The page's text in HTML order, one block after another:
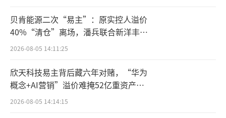
有限公司创始人程伟雄看来，近几年国潮之风
在产品在推广、设计等方面同质化现象严重，
对李宁带来冲击。安踏多品牌矩阵形成协同效
应。其高端品牌符合消费升级趋势，拉开了与
其他本土品牌的竞争差距。
贝肯能源二次“易主”：原实控人溢价
40%“清仓”离场，潘兵联合新洋丰、
宏科百世拟入主
2026-08-05 14:11:25
欣天科技易主背后藏六年对赌，“华为
概念+AI营销”溢价难掩52亿重资产考
验
2026-08-05 14:14:15